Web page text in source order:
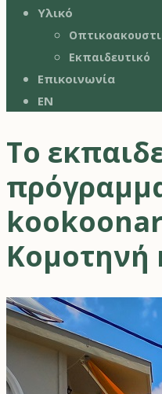
Υλικό
Εκπαιδευτικό
Επικοινωνία
EN
Το
Κομοτηνή